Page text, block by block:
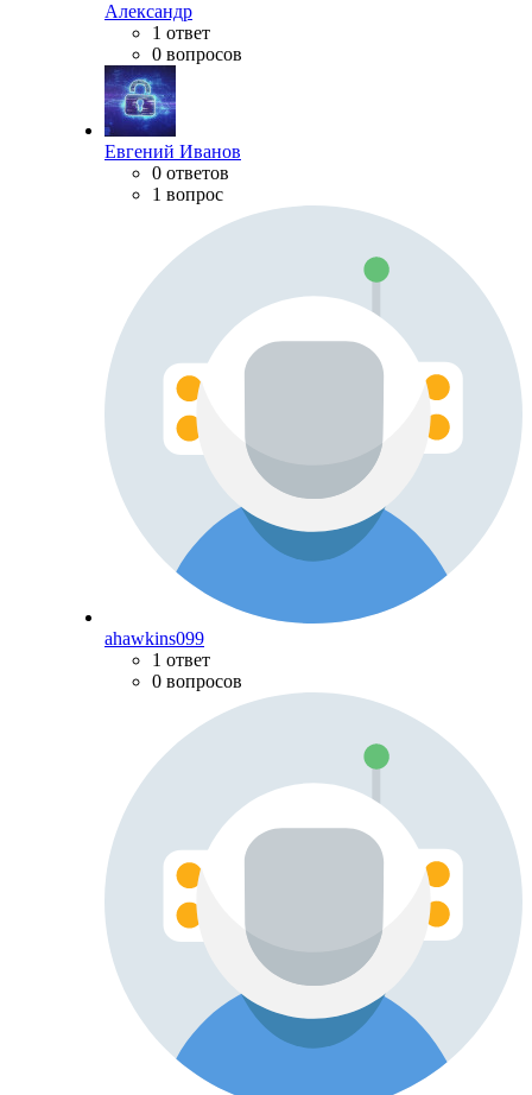
Александр
1 ответ
0 вопросов
Евгений Иванов
0 ответов
1 вопрос
ahawkins099
1 ответ
0 вопросов